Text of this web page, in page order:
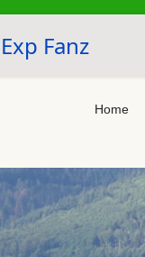
Fanz
Home